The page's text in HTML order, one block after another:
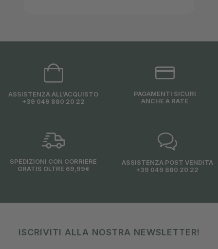
ASSISTENZA ALL'ACQUISTO
+39 049 880 20 22
PAGAMENTI SICURI
ANCHE A RATE
SPEDIZIONI CON CORRIERE
GRATIS OLTRE 69,99€
ASSISTENZA POST VENDITA
+39 049 880 20 22
ISCRIVITI ALLA NOSTRA NEWSLETTER!